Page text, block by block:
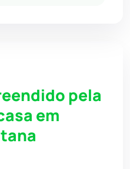
pela
em